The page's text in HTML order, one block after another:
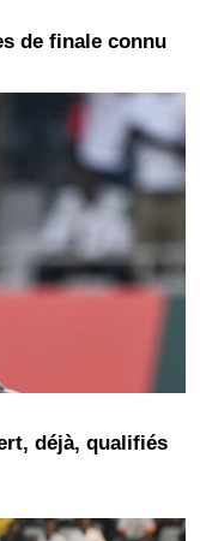
de finale connu
déjà, qualifiés